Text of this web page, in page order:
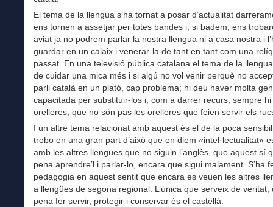
El tema de la llengua s’ha tornat a posar d’actualitat
ens tornen a assetjar per totes bandes i, si badem, ens
aviat ja no podrem parlar la nostra llengua ni a casa nostra i
guardar en un calaix i venerar-la de tant en tant com una
passat. En una televisió pública catalana el tema de la llengua
de cuidar una mica més i si algú no vol venir perquè no
parli català en un plató, cap problema; hi deu haver molta
capacitada per substituir-los i, com a darrer recurs, sempre
orelleres, que no són pas les orelleres que feien servir els
I un altre tema relacionat amb aquest és el de la poca
trobo en una gran part d’això que en diem «intel·lectualitat»
amb les altres llengües que no siguin l’anglès, que aquest sí
pena aprendre’l i parlar-lo, encara que sigui malament. S’ha
pedagogia en aquest sentit que encara es veuen les altres
a llengües de segona regional. L’única que serveix de veritat,
pena fer servir, protegir i conservar és el castellà.